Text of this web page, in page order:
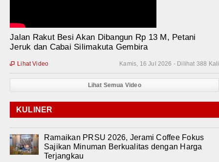
Jalan Rakut Besi Akan Dibangun Rp 13 M, Petani
Jeruk dan Cabai Silimakuta Gembira
Kamis, 16 Jul 2026 - Dilihat 388 Kali
 Lihat Video
Lihat Semua Video
KULINER
Ramaikan PRSU 2026, Jerami Coffee Fokus
Sajikan Minuman Berkualitas dengan Harga
Terjangkau